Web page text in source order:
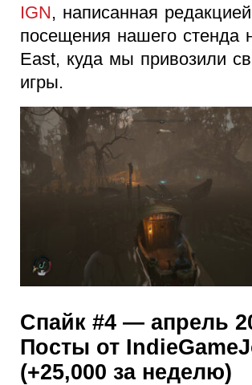
IGN, написанная
посещения нашего стенда
East, куда мы привозили
игры.
Спайк #4 — апрель
Посты от
(+25,000 за неделю)